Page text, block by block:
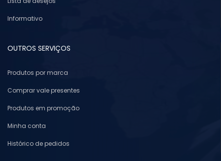
Informativo
OUTROS SERVIÇOS
Produtos por marca
Comprar vale presentes
Produtos em promoção
Minha conta
Histórico de pedidos